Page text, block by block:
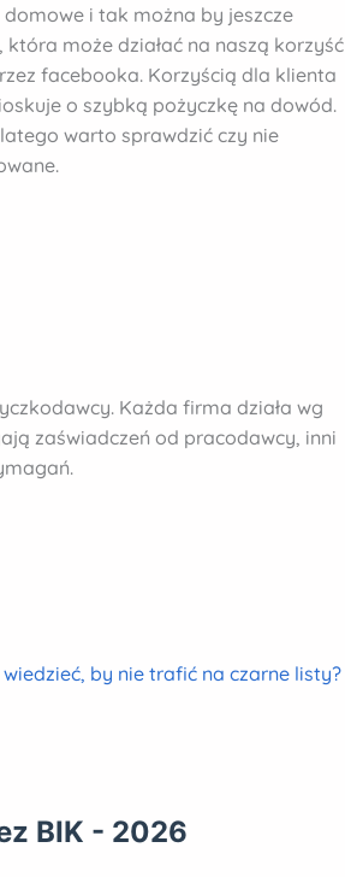
i tak można by jeszcze
może działać na naszą korzyść
facebooka. Korzyścią dla klienta
o szybką pożyczkę na dowód.
warto sprawdzić czy nie
Każda firma działa wg
zaświadczeń od pracodawcy, inni
by nie trafić na czarne listy?
BIK - 2026